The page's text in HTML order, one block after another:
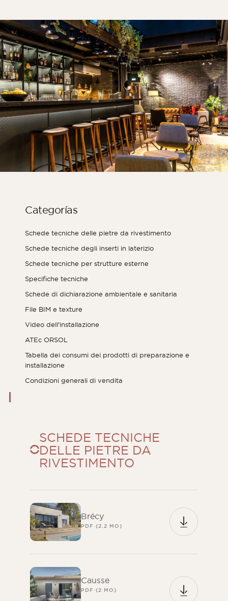
Cucina
Bagno
TUTTI GLI SPAZI INTERNI
Per spazio esterno
Anteriore
Terrazza
Piscina
Strutture all’aperto
Rivista ORSOL
Categorías
Schede tecniche delle pietre da rivestimento
Schede tecniche degli inserti in laterizio
Schede tecniche per strutture esterne
Specifiche tecniche
Schede di dichiarazione ambientale e sanitaria
File BIM e texture
Video dell'installazione
ATEc ORSOL
Tabella dei consumi dei prodotti di preparazione e
installazione
Condizioni generali di vendita
SCHEDE TECNICHE
DELLE PIETRE DA
RIVESTIMENTO
Brécy
PDF (2.2 MO)
Causse
PDF (2 MO)